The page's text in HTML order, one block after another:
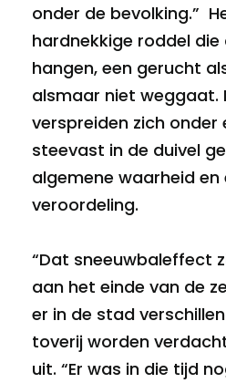
onder de bevolking.”
hardnekkige roddel
hangen, een gerucht
alsmaar niet weggaat.
verspreiden zich onder
steevast in de duivel
algemene waarheid en
veroordeling.
“Dat sneeuwbaleffect
aan het einde van de
er in de stad
toverij worden
uit. “Er was in die tijd